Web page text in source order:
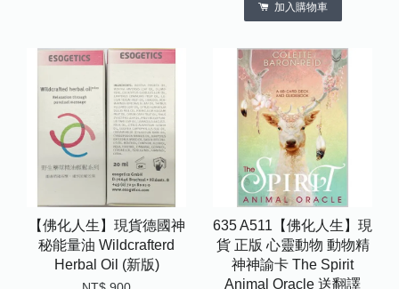
加入購物車
【佛化人生】現貨德國神
秘能量油 Wildcrafterd
Herbal Oil (新版)
635 A511【佛化人生】現
貨 正版 心靈動物 動物精
神神諭卡 The Spirit
Animal Oracle 送翻譯